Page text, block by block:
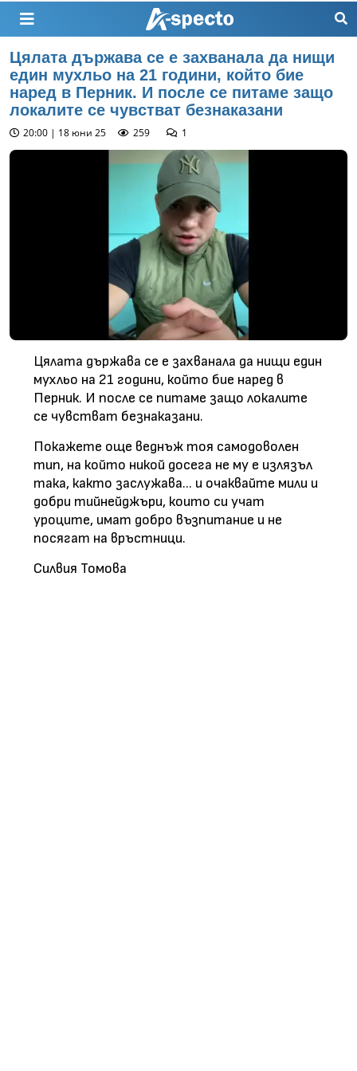
Цялата държава се е захванала да нищи
един мухльо на 21 години, който бие
наред в Перник. И после се питаме защо
локалите се чувстват безнаказани
20:00 | 18 юни 25 259 1
Цялата държава се е захванала да нищи един
мухльо на 21 години, който бие наред в
Перник. И после се питаме защо локалите
се чувстват безнаказани.
Покажете още веднъж тоя самодоволен
тип, на който никой досега не му е излязъл
така, както заслужава... и очаквайте мили и
добри тийнейджъри, които си учат
уроците, имат добро възпитание и не
посягат на връстници.
Силвия Томова